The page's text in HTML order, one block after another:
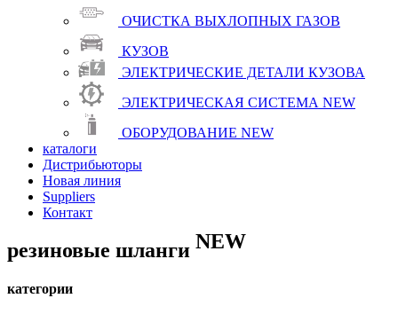
ОЧИСТКА ВЫХЛОПНЫХ ГАЗОВ
КУЗОВ
ЭЛЕКТРИЧЕСКИЕ ДЕТАЛИ КУЗОВА
ЭЛЕКТРИЧЕСКАЯ СИСТЕМА NEW
ОБОРУДОВАНИЕ NEW
каталоги
Дистрибьюторы
Новая линия
Suppliers
Контакт
резиновые шланги NEW
категории